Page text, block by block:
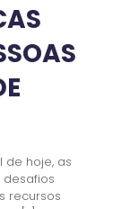
de hoje, as
recursos